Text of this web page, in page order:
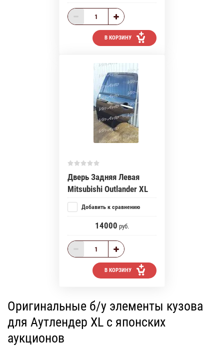
В КОРЗИНУ
Дверь Задняя Левая
Mitsubishi Outlander XL
Добавить к сравнению
14000 руб.
В КОРЗИНУ
Оригинальные б/у элементы кузова
для Аутлендер XL с японских
аукционов